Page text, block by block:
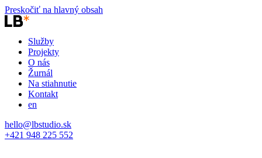
Preskočiť na hlavný obsah
Služby
Projekty
O nás
Žurnál
Na stiahnutie
Kontakt
en
hello@lbstudio.sk
+421 948 225 552